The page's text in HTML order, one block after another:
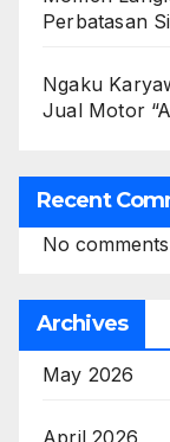
Perbatasan
Ngaku
Jual Motor
Recent
No
Archives
May 2026